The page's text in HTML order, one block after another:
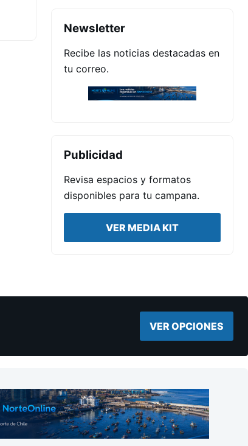
Newsletter
Recibe las noticias destacadas en
tu correo.
Publicidad
Revisa espacios y formatos
disponibles para tu campana.
VER MEDIA KIT
VER OPCIONES